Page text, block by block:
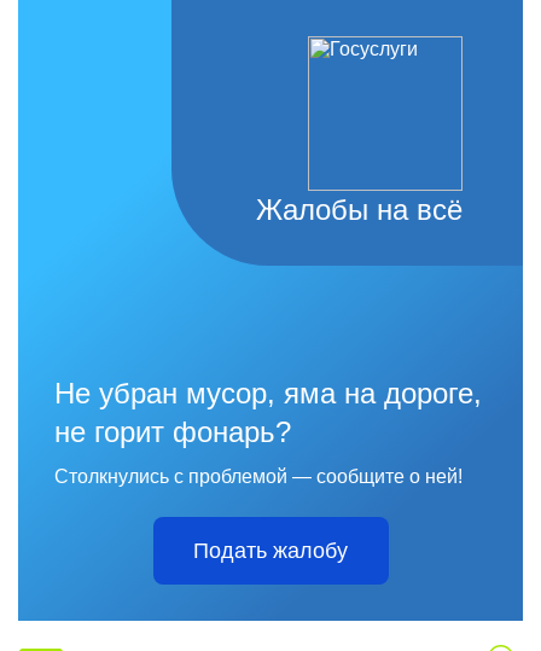
Жалобы на всё
Не убран мусор, яма на дороге,
не горит фонарь?
Столкнулись с проблемой — сообщите о ней!
Подать жалобу